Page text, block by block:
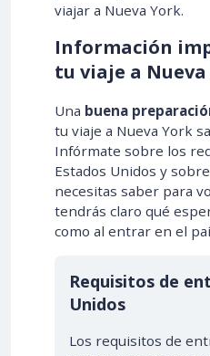
viajar a Nueva York.
Información
tu viaje a
Una buena
tu viaje a Nueva York
Infórmate sobre los
Estados Unidos y
necesitas saber para
tendrás claro qué
como al entrar en el
Requisitos de
Unidos
Los requisitos de